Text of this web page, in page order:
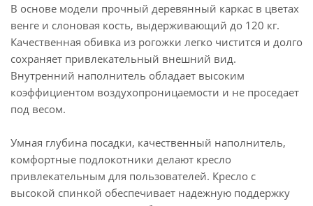
В основе модели прочный деревянный каркас в цветах
венге и слоновая кость, выдерживающий до 120 кг.
Качественная обивка из рогожки легко чистится и долго
сохраняет привлекательный внешний вид.
Внутренний наполнитель обладает высоким
коэффициентом воздухопроницаемости и не проседает
под весом.
Умная глубина посадки, качественный наполнитель,
комфортные подлокотники делают кресло
привлекательным для пользователей. Кресло с
высокой спинкой обеспечивает надежную поддержку